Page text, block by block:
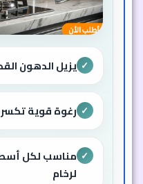
✓ يزيل الدهون
✓ رغوة قوية
✓ مناسب لكل
لرخام